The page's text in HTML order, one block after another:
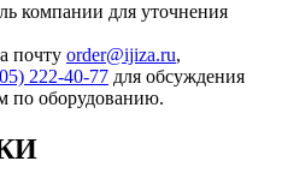
компании для уточнения
почту order@ijiza.ru,
222‑40‑77 для обсуждения
по оборудованию.